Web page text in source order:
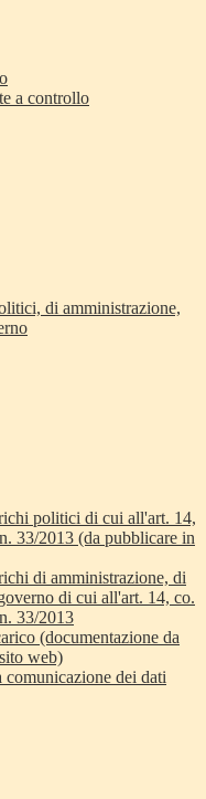
a controllo
di amministrazione,
politici di cui all'art. 14,
33/2013 (da pubblicare in
di amministrazione, di
di cui all'art. 14, co.
33/2013
(documentazione da
web)
comunicazione dei dati